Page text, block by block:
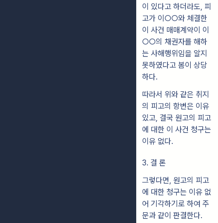
이 있다고 하더라도, 피
고가 이○○와 체결한
이 사건 매매계약이 이
○○의 채권자를 해하
는 사해행위임을 알지
못하였다고 봄이 상당
하다.
따라서 위와 같은 취지
의 피고의 항변은 이유
있고, 결국 원고의 피고
에 대한 이 사건 청구는
이유 없다.
3. 결 론
그렇다면, 원고의 피고
에 대한 청구는 이유 없
어 기각하기로 하여 주
문과 같이 판결한다.